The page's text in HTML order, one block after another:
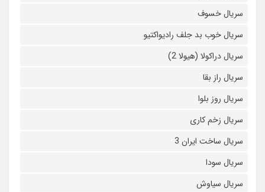
سریال خسوف
سریال خوب بد جلف رادیواکتیو
سریال دراکولا (هیولا 2)
سریال راز بقا
سریال روز بلوا
سریال زخم کاری
سریال ساخت ایران 3
سریال سودا
سریال سیاوش